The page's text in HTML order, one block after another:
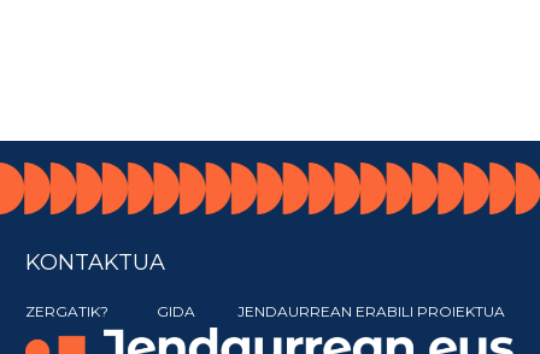
KONTAKTUA
ZERGATIK? GIDA JENDAURREAN ERABILI PROIEKTUA